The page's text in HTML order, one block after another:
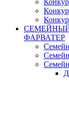
ФАРВАТЕР